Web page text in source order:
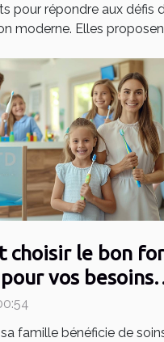
pour répondre aux défis
moderne. Elles
choisir le bon
vos besoins
famille bénéficie de